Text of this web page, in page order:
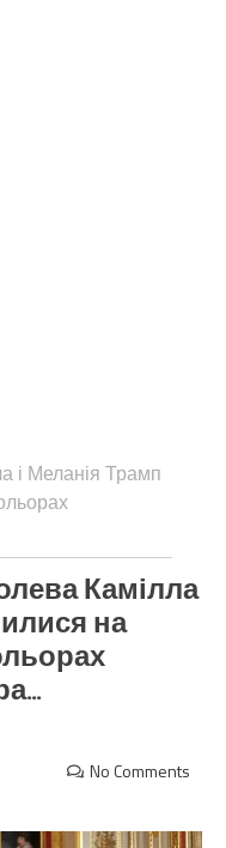
і Меланія Трамп
Камілла
на
No Comments